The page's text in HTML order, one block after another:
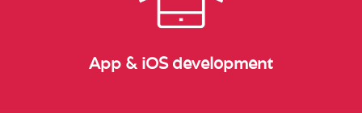
App & iOS development